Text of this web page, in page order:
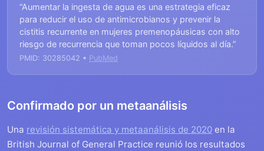
“Aumentar la ingesta de agua es una estrategia eficaz
para reducir el uso de antimicrobianos y prevenir la
cistitis recurrente en mujeres premenopáusicas con alto
riesgo de recurrencia que toman pocos líquidos al día.”
PMID: 30285042 • PubMed
Confirmado por un metaanálisis
Una revisión sistemática y metaanálisis de 2020 en la
British Journal of General Practice reunió los resultados